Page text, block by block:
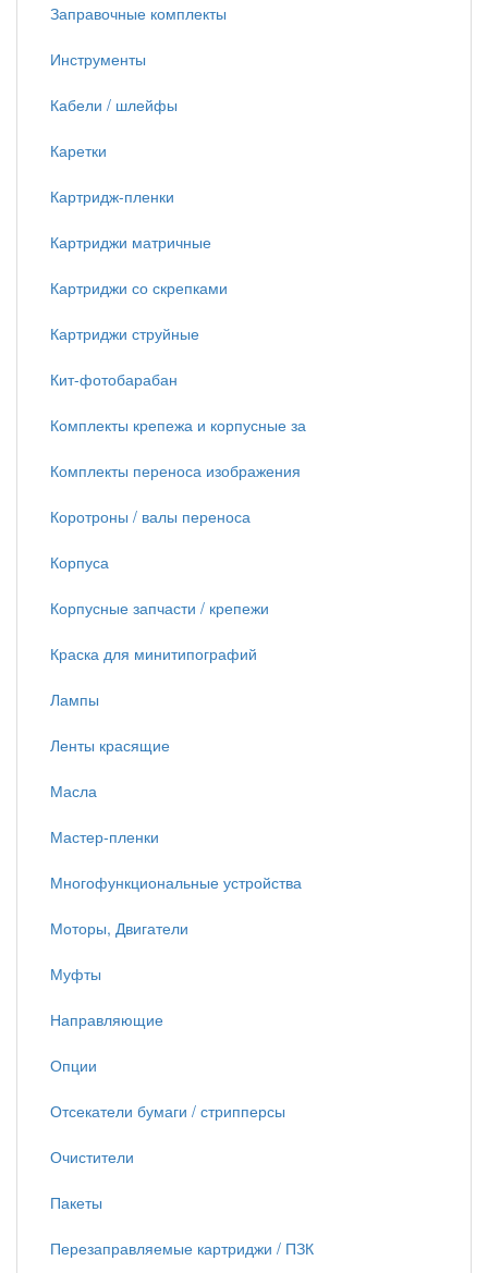
Заправочные комплекты
Инструменты
Кабели / шлейфы
Каретки
Картридж-пленки
Картриджи матричные
Картриджи со скрепками
Картриджи струйные
Кит-фотобарабан
Комплекты крепежа и корпусные за
Комплекты переноса изображения
Коротроны / валы переноса
Корпуса
Корпусные запчасти / крепежи
Краска для минитипографий
Лампы
Ленты красящие
Масла
Мастер-пленки
Многофункциональные устройства
Моторы, Двигатели
Муфты
Направляющие
Опции
Отсекатели бумаги / стрипперсы
Очистители
Пакеты
Перезаправляемые картриджи / ПЗК